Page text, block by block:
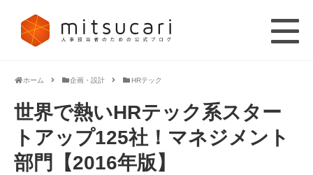
ホーム 企画・設計 HRテック
世界で熱いHRテック系スター
トアップ125社！マネジメント
部門【2016年版】